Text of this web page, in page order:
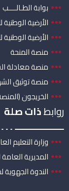
بوابة الطـالــــب
الأرضية الوطنية
الأرضية
منصة المنحة
منصة معادلة
منصة توثيق
الخريجون
روابطذات صلة
وزارة التعليم
المديرية
الندوة